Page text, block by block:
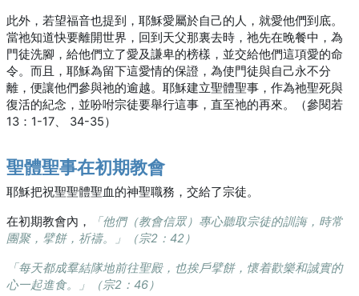
此外，若望福音也提到，耶穌愛屬於自己的人，就愛他們到底。
當祂知道快要離開世界，回到天父那裏去時，祂先在晚餐中，為
門徒洗腳，給他們立了愛及謙卑的榜樣，並交給他們這項愛的命
令。而且，耶穌為留下這愛情的保證，為使門徒與自己永不分
離，便讓他們參與祂的逾越。耶穌建立聖體聖事，作為祂聖死與
復活的紀念，並吩咐宗徒要舉行這事，直至祂的再來。（參閱若
13：1-17、 34-35）
聖體聖事在初期教會
耶穌把祝聖聖體聖血的神聖職務，交給了宗徒。
在初期教會內，
「他們（教會信眾）專心聽取宗徒的訓誨，時常
團聚，擘餅，祈禱。」（宗2：42）
「每天都成羣結隊地前往聖殿，也挨戶擘餅，懷着歡樂和誠實的
心一起進食。」（宗2：46）